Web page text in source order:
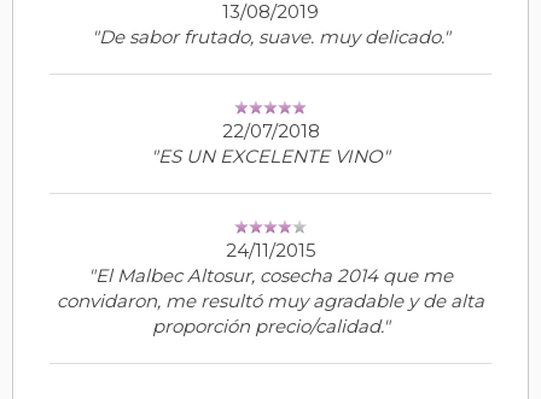
13/08/2019
"De sabor frutado, suave. muy delicado."
22/07/2018
"ES UN EXCELENTE VINO"
24/11/2015
"El Malbec Altosur, cosecha 2014 que me
convidaron, me resultó muy agradable y de alta
proporción precio/calidad."